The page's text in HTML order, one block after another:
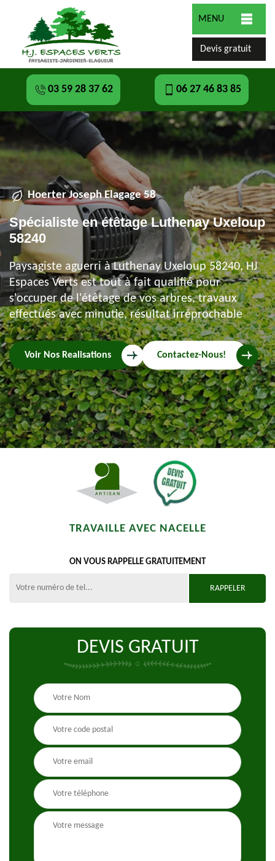
MENU
Devis gratuit
03 59 28 37 62 06 27 46 83 85
Hoerter Joseph Elagage 58
Spécialiste en étêtage Luthenay Uxeloup
58240
Paysagiste aguerri à Luthenay Uxeloup 58240, HJ
Espaces Verts est tout à fait qualifié pour
s'occuper de l'étêtage de vos arbres, travaux
effectués avec minutie, résultat irréprochable
Voir Nos Realisations Contactez-Nous!
TRAVAILLE AVEC NACELLE
ON VOUS RAPPELLE GRATUITEMENT
DEVIS GRATUIT